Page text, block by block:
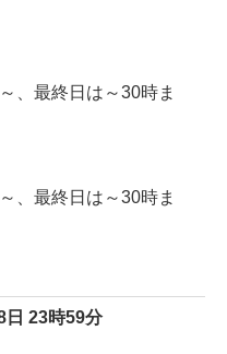
、最終日は～30時ま
、最終日は～30時ま
日 23時59分